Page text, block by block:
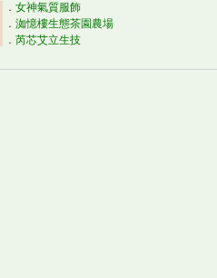
． 女神氣質服飾
． 洳憶樓生態茶園農場
． 芮芯艾立生技